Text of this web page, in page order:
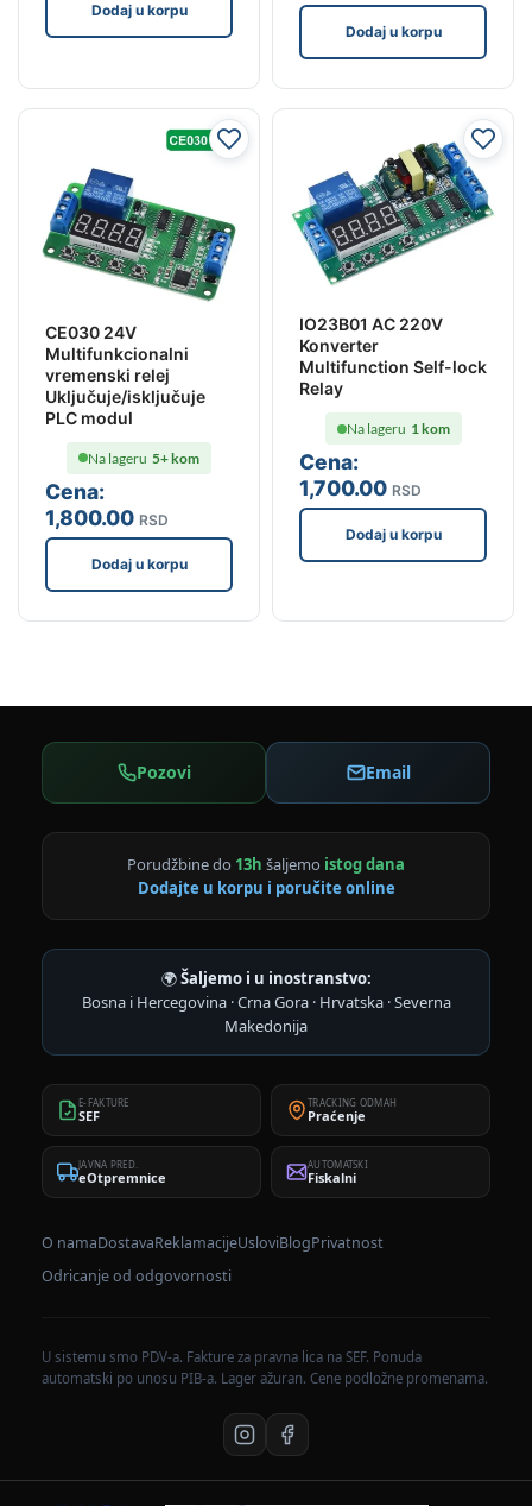
Dodaj u korpu
Dodaj u korpu
CE030 24V
Multifunkcionalni
vremenski relej
Uključuje/isključuje
PLC modul
Cena:
1,800.00 RSD
Na lageru 5+ kom
Dodaj u korpu
IO23B01 AC 220V
Konverter
Multifunction Self-lock
Relay
Cena:
1,700.00 RSD
Na lageru 1 kom
Dodaj u korpu
Pozovi Email
Porudžbine do 13h šaljemo istog dana
Dodajte u korpu i poručite online
🌍Šaljemo i u inostranstvo:
Bosna i Hercegovina · Crna Gora · Hrvatska · Severna
Makedonija
E-FAKTURE
SEF
TRACKING ODMAH
Praćenje
JAVNA PRED.
eOtpremnice
AUTOMATSKI
Fiskalni
O namaDostavaReklamacijeUsloviBlogPrivatnost
Odricanje od odgovornosti
U sistemu smo PDV-a. Fakture za pravna lica na SEF. Ponuda
automatski po unosu PIB-a. Lager ažuran. Cene podložne promenama.